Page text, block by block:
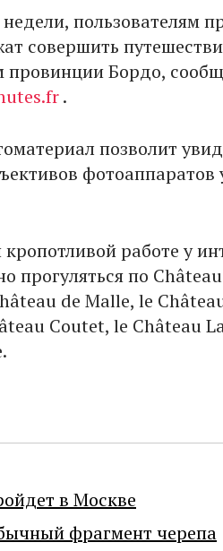
пользователям
совершить
провинции Бордо,
.
позволит
фотоаппаратов
работе у
прогуляться по
de Malle, le
Coutet, le Château
в Москве
фрагмент черепа